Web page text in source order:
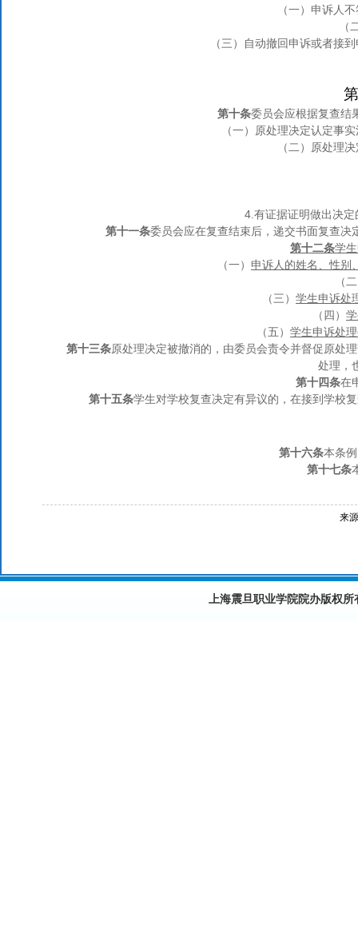
（一） 申诉人
（
（三）
自动撤回申诉或者接
第十条委员会应根据复查结
（一） 原处理决定认定事
（二） 原处理
4.有证据证明做出决
第十一条委员会应在复查结束后，递交书面复查
第十二条学
（一） 申诉人的姓名、性别
（
（三） 学生申诉处
（四）
（五） 学生申诉处
第十三条原处理决定被撤消的，由委员会责令并督促原处
处理，
第十四条在
第十五条学生对学校复查决定有异议的，在接到学校
第十六条本条
第十七条
来
上海震旦职业学院院办版权